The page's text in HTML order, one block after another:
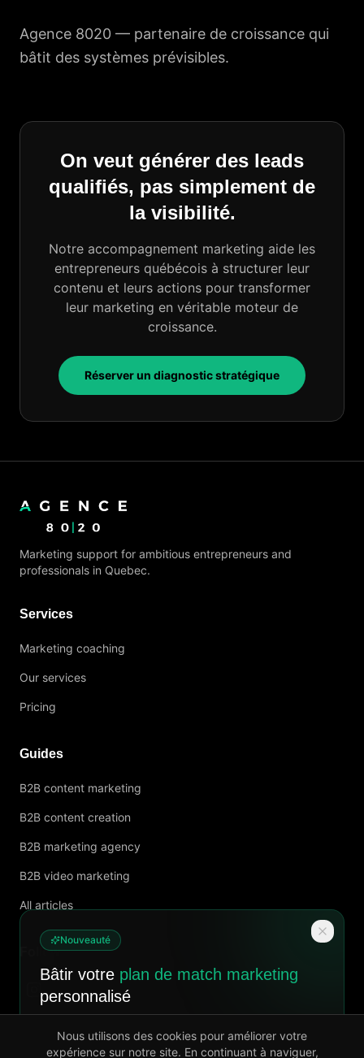
Agence 8020 — partenaire de croissance qui
bâtit des systèmes prévisibles.
On veut générer des leads
qualifiés, pas simplement de
la visibilité.
Notre accompagnement marketing aide les
entrepreneurs québécois à structurer leur
contenu et leurs actions pour transformer
leur marketing en véritable moteur de
croissance.
Réserver un diagnostic stratégique
Marketing support for ambitious entrepreneurs and
professionals in Quebec.
Services
Marketing coaching
Our services
Pricing
Guides
B2B content marketing
B2B content creation
B2B marketing agency
B2B video marketing
All articles
Follow us
Nouveauté
Bâtir votre plan de match marketing
personnalisé
plus de clients, livré en 7 jours.
Nous utilisons des cookies pour améliorer votre
expérience sur notre site. En continuant à naviguer,